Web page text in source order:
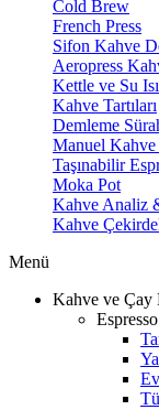
Cold Brew
French Press
Sifon Kahve
Aeropress
Kettle ve Su
Kahve Tartıları
Demleme
Manuel
Taşınabilir
Moka Pot
Kahve Analiz
Kahve
Menü
Kahve ve Çay